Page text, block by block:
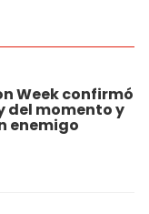
Week confirmó
del momento y
enemigo